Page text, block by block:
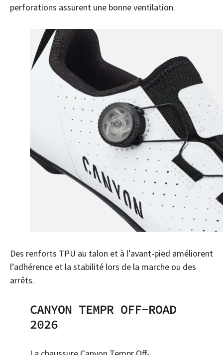
perforations assurent une bonne ventilation.
Des renforts TPU au talon et à l’avant-pied améliorent
l’adhérence et la stabilité lors de la marche ou des
arrêts.
CANYON TEMPR OFF-ROAD
2026